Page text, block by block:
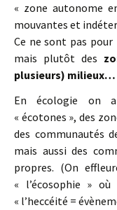
« zone autonome
mouvantes et
Ce ne sont pas pour
mais plutôt des
plusieurs) milieux…
En écologie on
« écotones », des
des communautés
mais aussi des
propres. (On
« l’écosophie »
« l’heccéité =